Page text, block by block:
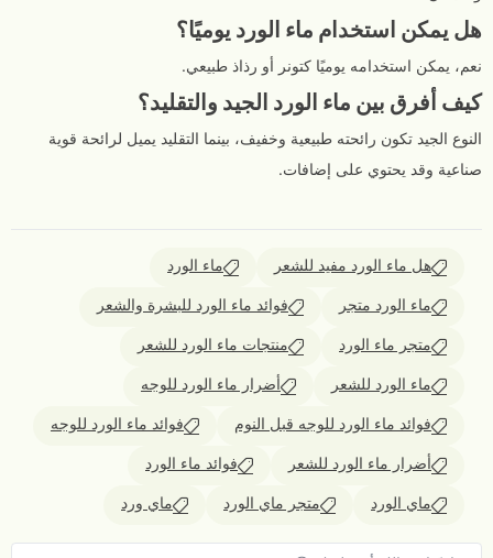
هل يمكن استخدام ماء الورد يوميًا؟
نعم، يمكن استخدامه يوميًا كتونر أو رذاذ طبيعي.
كيف أفرق بين ماء الورد الجيد والتقليد؟
النوع الجيد تكون رائحته طبيعية وخفيف، بينما التقليد يميل لرائحة قوية
صناعية وقد يحتوي على إضافات.
هل ماء الورد مفيد للشعر ماء الورد
ماء الورد متجر فوائد ماء الورد للبشرة والشعر
متجر ماء الورد منتجات ماء الورد للشعر
ماء الورد للشعر أضرار ماء الورد للوجه
فوائد ماء الورد للوجه قبل النوم فوائد ماء الورد للوجه
أضرار ماء الورد للشعر فوائد ماء الورد
ماي الورد متجر ماي الورد ماي ورد